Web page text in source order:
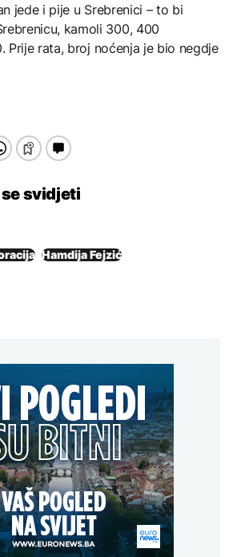
jede i pije u Srebrenici – to bi
kamoli 300, 400
Prije rata, broj noćenja je bio negdje
svidjeti
Hamdija Fejzić